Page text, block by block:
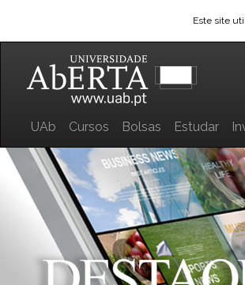
Este site
UAb Cursos Bolsas Estudar